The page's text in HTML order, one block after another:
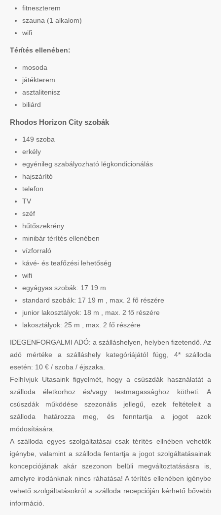
fitneszterem
szauna (1 alkalom)
wifi
Térítés ellenében:
mosoda
játékterem
asztalitenisz
biliárd
Rhodos Horizon City szobák
149 szoba
erkély
egyénileg szabályozható légkondicionálás
hajszárító
telefon
TV
széf
hűtőszekrény
minibár térítés ellenében
vízforraló
kávé- és teafőzési lehetőség
wifi
egyágyas szobák: 17 19 m
standard szobák: 17 19 m , max. 2 fő részére
junior lakosztályok: 18 m , max. 2 fő részére
lakosztályok: 25 m , max. 2 fő részére
IDEGENFORGALMI ADÓ: a szálláshelyen, helyben fizetendő. Az
adó mértéke a szálláshely kategóriájától függ, 4* szálloda
esetén: 10 € / szoba / éjszaka.
Felhívjuk Utasaink figyelmét, hogy a csúszdák használatát a
szálloda életkorhoz és/vagy testmagassághoz kötheti. A
csúszdák működése szezonális jellegű, ezek feltételeit a
szálloda határozza meg, és fenntartja a jogot azok
módosítására.
A szálloda egyes szolgáltatásai csak térítés ellnében vehetők
igénybe, valamint a szálloda fentartja a jogot szolgáltatásainak
koncepciójának akár szezonon belüli megváltoztatásásra is,
amelyre irodánknak nincs ráhatása! A térítés ellenében igénybe
vehető szolgáltatásokról a szálloda recepcióján kérhető bővebb
információ.